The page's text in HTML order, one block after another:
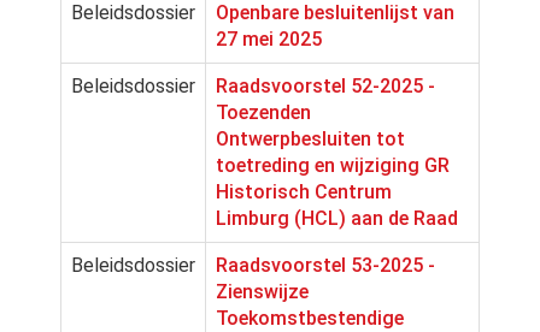
Beleidsdossier
Openbare besluitenlijst van
27 mei 2025
Beleidsdossier
Raadsvoorstel 52-2025 -
Toezenden
Ontwerpbesluiten tot
toetreding en wijziging GR
Historisch Centrum
Limburg (HCL) aan de Raad
Beleidsdossier
Raadsvoorstel 53-2025 -
Zienswijze
Toekomstbestendige